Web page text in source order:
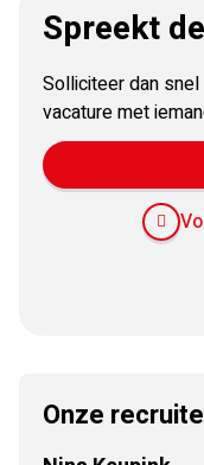
Spreekt
Solliciteer dan
vacature met
Onze